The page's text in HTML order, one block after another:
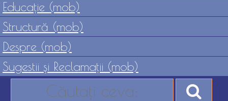
Educaţie (mob)
Structură (mob)
Despre (mob)
Sugestii şi Reclamaţii (mob)